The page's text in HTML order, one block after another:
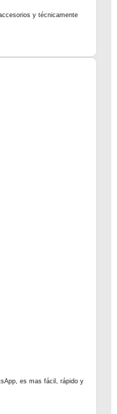
y técnicamente
es mas fácil, rápido y